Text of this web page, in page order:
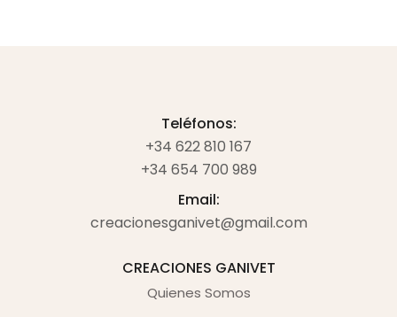
Teléfonos:
+34 622 810 167
+34 654 700 989
Email:
creacionesganivet@gmail.com
CREACIONES GANIVET
Quienes Somos